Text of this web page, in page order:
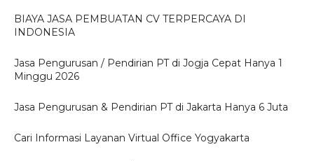
BIAYA JASA PEMBUATAN CV TERPERCAYA DI
INDONESIA
Jasa Pengurusan / Pendirian PT di Jogja Cepat Hanya 1
Minggu 2026
Jasa Pengurusan & Pendirian PT di Jakarta Hanya 6 Juta
Cari Informasi Layanan Virtual Office Yogyakarta